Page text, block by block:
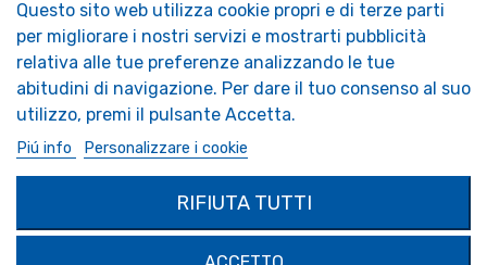
SOLIMAR SARL
1324 Boulevard du Vivarais
07000 Privas
04 75 30 88 64
Mail.contact@tendance-miroir.com
Questo sito web utilizza cookie propri e di terze parti
per migliorare i nostri servizi e mostrarti pubblicità
relativa alle tue preferenze analizzando le tue
abitudini di navigazione. Per dare il tuo consenso al suo
utilizzo, premi il pulsante Accetta.
Piú info Personalizzare i cookie
RIFIUTA TUTTI
Terms of Sales